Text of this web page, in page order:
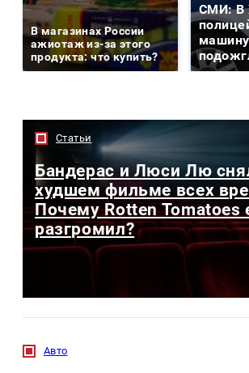
В магазинах России
ажиотаж из-за этого
продукта: что купить?
СМИ: В
Статьи
Бандерас и Люси Лю
худшем фильме всех
Почему Rotten Tomatoes
разгромил?
Авто